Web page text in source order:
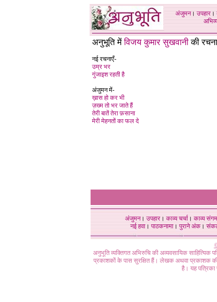
अंजुमन।उपहार।
अनुभूति मेंविजय कुमार सुखवानीकी
नई रचनाएँ-
उम्र भर
गुंजाइश रहती है
अंजुमन में-
ख़ास हो कर भी
ज़ख्म तो भर जाते हैं
तेरी बातें तेरा फ़साना
मेरी मेहनतों का फल दे
अंजुमन।उपहार।काव्य चर्चा।काव्य संगम
नई हवा। पाठकनामा। पुराने अंक।
अनुभूति व्यक्तिगत अभिरुचि की अव्यवसायिक
प्रकाशकों के पास सुरक्षित हैं। लेखक अथवा प्रकाशक की
है। यह पत्रिका